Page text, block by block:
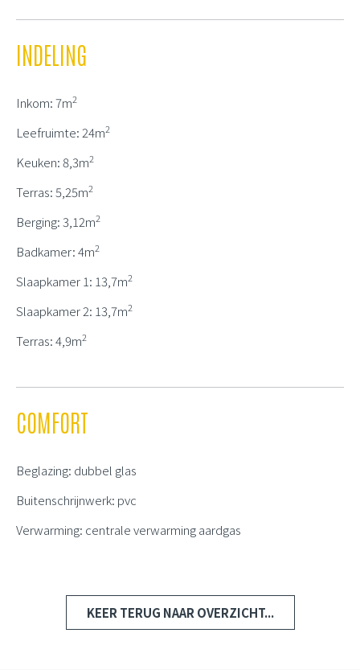
INDELING
Inkom: 7m2
Leefruimte: 24m2
Keuken: 8,3m2
Terras: 5,25m2
Berging: 3,12m2
Badkamer: 4m2
Slaapkamer 1: 13,7m2
Slaapkamer 2: 13,7m2
Terras: 4,9m2
COMFORT
Beglazing: dubbel glas
Buitenschrijnwerk: pvc
Verwarming: centrale verwarming aardgas
KEER TERUG NAAR OVERZICHT...